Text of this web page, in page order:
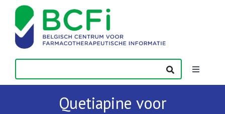
content
Toggle
Quetiapine voor